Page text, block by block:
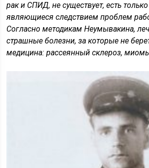
рак и СПИД, не существует, есть
являющиеся следствием проблем
Согласно методикам Неумывакина,
страшные болезни, за которые не
медицина: рассеянный склероз,